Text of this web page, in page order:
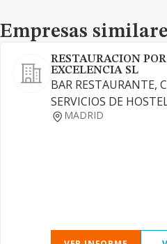
Empresas similares
Empresas
RESTAURACION POR
EXCELENCIA SL
BAR RESTAURANTE,
SERVICIOS DE
MADRID